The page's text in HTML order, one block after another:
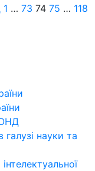
1 … 73 74 75 … 118
галузі науки та